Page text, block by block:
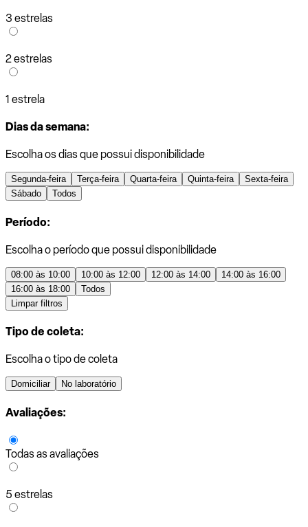
3 estrelas
2 estrelas
1 estrela
Dias da semana:
Escolha os dias que possui disponibilidade
Segunda-feira Terça-feira Quarta-feira Quinta-feira
Sexta-feira
Sábado
Todos
Período:
Escolha o período que possui disponibilidade
08:00 às 10:00 10:00 às 12:00 12:00 às 14:00
14:00 às 16:00
16:00 às 18:00
Todos
Limpar filtros
Tipo de coleta:
Escolha o tipo de coleta
Domiciliar No laboratório
Avaliações:
Todas as avaliações
5 estrelas